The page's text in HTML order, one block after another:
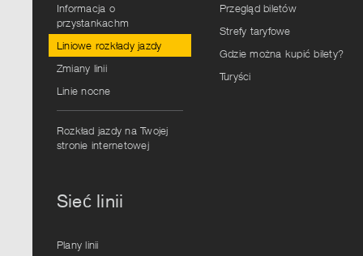
Informacja o
przystankachm
Liniowe rozkłady jazdy
Zmiany linii
Linie nocne
Rozkład jazdy na Twojej
stronie internetowej
Sieć linii
Plany linii
Przegląd biletów
Strefy taryfowe
Gdzie można kupić bilety?
Turyści